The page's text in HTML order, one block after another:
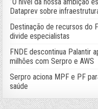
Dataprev sobre
Destinação de recursos do
divide especialistas
FNDE descontinua Palantir
milhões com Serpro e AWS
Serpro aciona MPF e PF
saúde